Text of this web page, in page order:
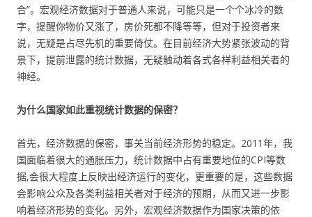
合”。宏观经济数据对于普通人来说，可能只是一个个冰冷的数
字，提醒你物价又涨了，房价死都不降等等，但对于投资者来
说，无疑是占尽先机的重要倚仗。在目前经济大势紧张波动的背
景下，提前泄露的统计数据，无疑触动着各式各样利益相关者的
神经。
为什么国家如此重视统计数据的保密？
首先，经济数据的保密，事关当前经济形势的稳定。2011年，我
国面临着很大的通胀压力，统计数据中占有重要地位的CPI等数
据,会很大程度上反映出经济运行的变化，更重要的是，这些数据
会影响公众及各类利益相关者对于经济的预期，从而又进一步影
响着经济形势的变化。另外，宏观经济数据作为国家决策的依